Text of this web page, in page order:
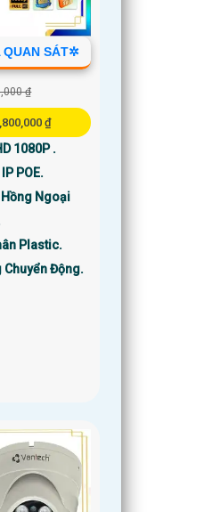
QUAN SÁT✲
₫
₫
1080P .
IP POE.
Hồng Ngoại
Plastic.
Chuyển Động.